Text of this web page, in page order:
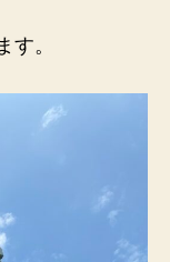
す。